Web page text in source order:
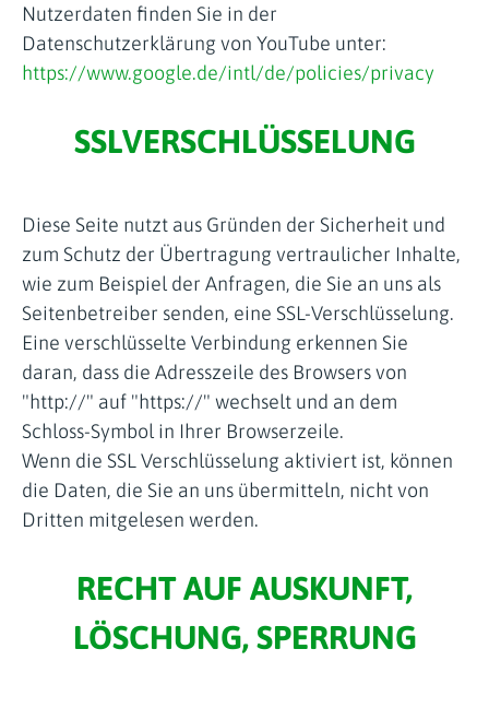
Nutzerdaten finden Sie in der
Datenschutzerklärung von YouTube unter:
https://www.google.de/intl/de/policies/privacy
SSLVERSCHLÜSSELUNG
Diese Seite nutzt aus Gründen der Sicherheit und
zum Schutz der Übertragung vertraulicher Inhalte,
wie zum Beispiel der Anfragen, die Sie an uns als
Seitenbetreiber senden, eine SSL-Verschlüsselung.
Eine verschlüsselte Verbindung erkennen Sie
daran, dass die Adresszeile des Browsers von
"http://" auf "https://" wechselt und an dem
Schloss-Symbol in Ihrer Browserzeile.
Wenn die SSL Verschlüsselung aktiviert ist, können
die Daten, die Sie an uns übermitteln, nicht von
Dritten mitgelesen werden.
RECHT AUF AUSKUNFT,
LÖSCHUNG, SPERRUNG